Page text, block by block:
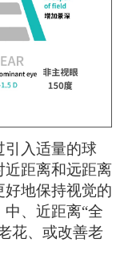
引入适量的球
近距离和远距离
地保持视觉的
中、近距离“全
花、或改善老